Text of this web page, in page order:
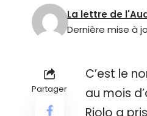
Dernière mise à
La lettre de
Partager
C’est le
au mois
Riolo a